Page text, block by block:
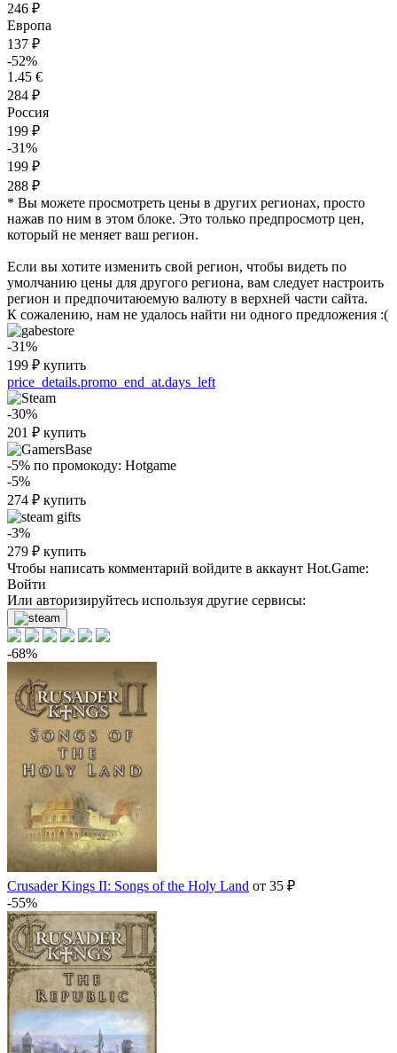
246 ₽
Европа
137 ₽
-52%
1.45 €
284 ₽
Россия
199 ₽
-31%
199 ₽
288 ₽
* Вы можете просмотреть цены в других регионах, просто
нажав по ним в этом блоке. Это только предпросмотр цен,
который не меняет ваш регион.
Если вы хотите изменить свой регион, чтобы видеть по
умолчанию цены для другого региона, вам следует настроить
регион и предпочитаюемую валюту в верхней части сайта.
К сожалению, нам не удалось найти ни одного предложения :(
-31%
199 ₽ купить
price_details.promo_end_at.days_left
-30%
201 ₽ купить
-5% по промокоду: Hotgame
-5%
274 ₽ купить
-3%
279 ₽ купить
Чтобы написать комментарий войдите в аккаунт Hot.Game:
Войти
Или авторизируйтесь используя другие сервисы:
-68%
Crusader Kings II: Songs of the Holy Land от 35 ₽
-55%